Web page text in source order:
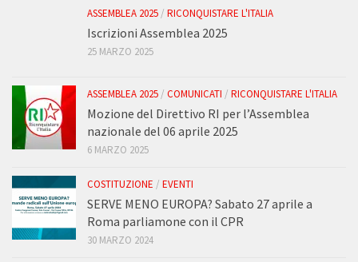
ASSEMBLEA 2025 / RICONQUISTARE L'ITALIA
Iscrizioni Assemblea 2025
25 MARZO 2025
ASSEMBLEA 2025 / COMUNICATI / RICONQUISTARE L'ITALIA
Mozione del Direttivo RI per l’Assemblea
nazionale del 06 aprile 2025
6 MARZO 2025
COSTITUZIONE / EVENTI
SERVE MENO EUROPA? Sabato 27 aprile a
Roma parliamone con il CPR
30 MARZO 2024